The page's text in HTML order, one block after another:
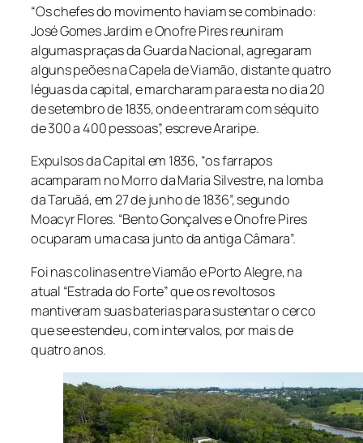
“Os chefes do movimento haviam se combinado:
José Gomes Jardim e Onofre Pires reuniram
algumas praças da Guarda Nacional, agregaram
alguns peões na Capela de Viamão, distante quatro
léguas da capital, e marcharam para esta no dia 20
de setembro de 1835, onde entraram com séquito
de 300 a 400 pessoas”, escreve Araripe.
Expulsos da Capital em 1836, “os farrapos
acamparam no Morro da Maria Silvestre, na lomba
da Taruãá, em 27 de junho de 1836”, segundo
Moacyr Flores. “Bento Gonçalves e Onofre Pires
ocuparam uma casa junto da antiga Câmara”.
Foi nas colinas entre Viamão e Porto Alegre, na
atual “Estrada do Forte” que os revoltosos
mantiveram suas baterias para sustentar o cerco
que se estendeu, com intervalos, por mais de
quatro anos.